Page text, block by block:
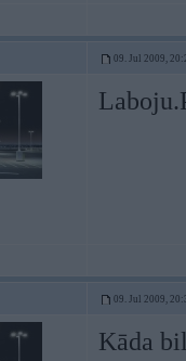
09. Jul 2009,
09. Jul 2009,
Kāda